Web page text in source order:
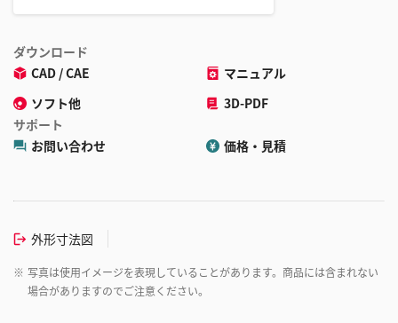
ダウンロード
CAD / CAE
マニュアル
ソフト他
3D-PDF
サポート
お問い合わせ
価格・見積
外形寸法図
※ 写真は使用イメージを表現していることがあります。商品には含まれない
場合がありますのでご注意ください。